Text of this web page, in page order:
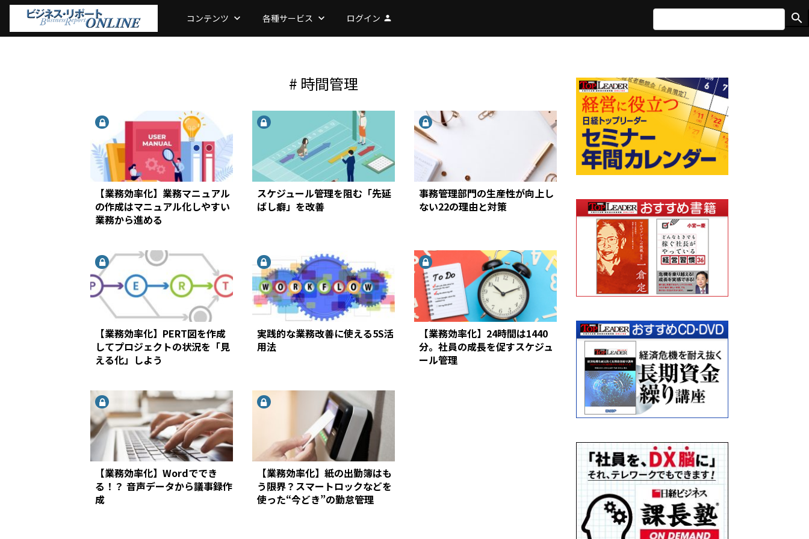
コンテンツ keyboard_arrow_down 各種サービス keyboard_arrow_down ログイン person search
# 時間管理
【業務効率化】業務マニュアル
の作成はマニュアル化しやすい
業務から進める
スケジュール管理を阻む「先延
ばし癖」を改善
事務管理部門の生産性が向上し
ない22の理由と対策
【業務効率化】PERT図を作成
してプロジェクトの状況を「見
える化」しよう
実践的な業務改善に使える5S活
用法
【業務効率化】24時間は1440
分。社員の成長を促すスケジュ
ール管理
【業務効率化】Wordででき
る！？ 音声データから議事録作
成
【業務効率化】紙の出勤簿はも
う限界？スマートロックなどを
使った“今どき”の勤怠管理